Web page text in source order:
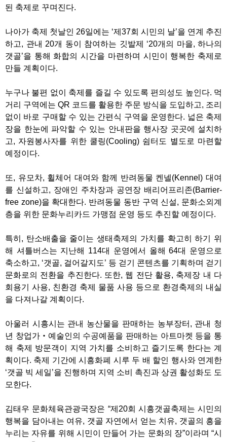
된 축제로 꾸며진다.
나아가 축제 첫날인 26일에는 ‘제37회 시민의 날’을 연계 추진
하고, 관내 20개 동이 참여하는 깃발제 ‘20개의 마을, 하나의
갯골’을 통해 화합의 시간을 마련하며 시민이 행복한 축제로
만들 계획이다.
누구나 불편 없이 축제를 즐길 수 있도록 편의성도 높인다. 먹
거리 구역에는 QR 코드를 활용한 주문 방식을 도입하고, 조리
없이 바로 구매할 수 있는 간편식 구역을 운영한다. 넓은 축제
장을 한눈에 파악할 수 있는 안내판을 행사장 곳곳에 설치하
고, 자원봉사자를 위한 쿨링(Cooling) 쉼터도 별도로 마련할
예정이다.
또, 유모차, 휠체어 대여와 함께 반려동물 켄넬(Kennel) 대여
를 신설하고, 장애인 주차장과 공연장 배리어프리존(Barrier-
free zone)을 확대한다. 반려동물 동반 구역 신설, 문화소외계
층을 위한 문화누리카드 가맹점 운영 등도 추진할 예정이다.
특히, 탄소배출을 줄이는 생태축제의 가치를 확고히 하기 위
해 셔틀버스는 지난해 114대 운영에서 올해 64대 운영으로
축소하고, ‘갯골, 걸어갈지도’ 등 걷기 콘텐츠를 기획하며 걷기
문화로의 전환을 추진한다. 또한, 웹 전단 활용, 축제장 내 다
회용기 사용, 친환경 축제 물품 사용 등으로 환경축제의 내실
을 다져나갈 계획이다.
아울러 시흥시는 관내 농산물을 판매하는 농부장터, 관내 청
년 창업가‧예술인의 수공예품을 판매하는 아트마켓 등을 통
해 축제 방문객이 지역 가치를 소비하고 즐기도록 한다는 계
획이다. 축제 기간에 시흥화폐 시루 두 배 할인 행사와 연계한
‘갯골 빅 세일’을 진행하며 지역 소비 촉진과 상권 활성화도 도
모한다.
김태우 문화체육관광국장은 “제20회 시흥갯골축제는 시민의
행복을 담아내는 여유, 갯골 자연에서 얻는 치유, 갯골의 흥을
누리는 자유를 위해 시민이 만들어 가는 문화의 장”이라며 “시